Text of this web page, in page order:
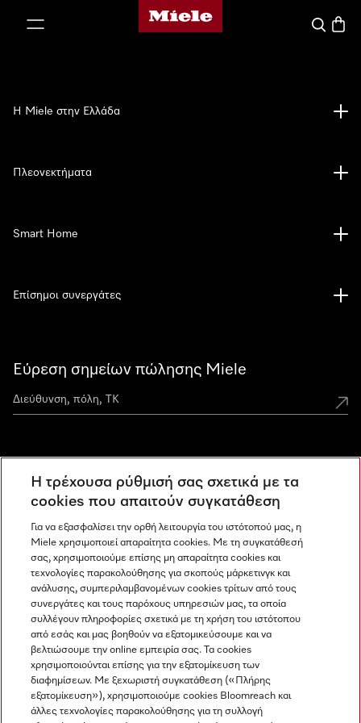
Αρχική σελίδα της Miele
Εύρεση σημείων πώλησης Miele
Ανακαλύψτε τα Miele Experience Center
Newsletter
Η Miele στην Ελλάδα
Πλεονεκτήματα
Smart Home
Επίσημοι συνεργάτες
Miele στο Instagram
Miele στο Facebook
Miele στο Youtube
Η τρέχουσα ρύθμισή σας σχετικά με τα
cookies που απαιτούν συγκατάθεση
Για να εξασφαλίσει την ορθή λειτουργία του ιστότοπού μας, η
Miele χρησιμοποιεί απαραίτητα cookies. Με τη συγκατάθεσή
σας, χρησιμοποιούμε επίσης μη απαραίτητα cookies και
τεχνολογίες παρακολούθησης για σκοπούς μάρκετινγκ και
ανάλυσης, συμπεριλαμβανομένων cookies τρίτων από τους
συνεργάτες και τους παρόχους υπηρεσιών μας, τα οποία
συλλέγουν πληροφορίες σχετικά με τη χρήση του ιστότοπου
από εσάς και μας βοηθούν να εξατομικεύσουμε και να
βελτιώσουμε την online εμπειρία σας. Τα cookies
χρησιμοποιούνται επίσης για την εξατομίκευση των
διαφημίσεων. Με ξεχωριστή συγκατάθεση («Πλήρης
εξατομίκευση»), χρησιμοποιούμε cookies Bloomreach και
άλλες τεχνολογίες παρακολούθησης για τη συλλογή